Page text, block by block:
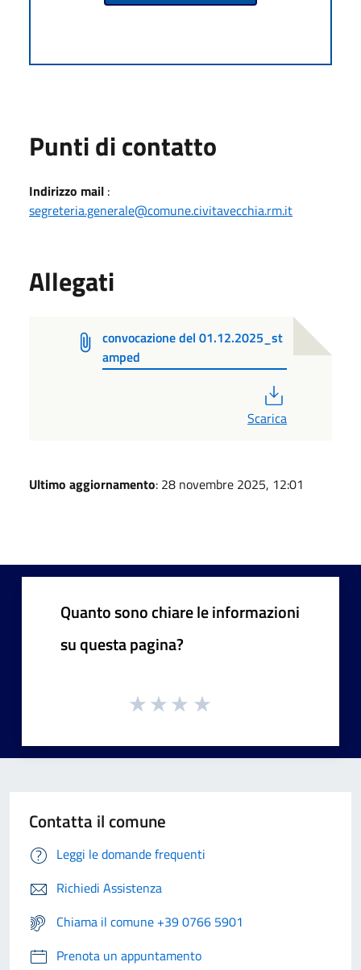
Punti di contatto
Indirizzo mail :
segreteria.generale@comune.civitavecchia.rm.it
Allegati
convocazione del 01.12.2025_st
amped
Scarica
Ultimo aggiornamento: 28 novembre 2025, 12:01
Quanto sono chiare le informazioni
su questa pagina?
Contatta il comune
Leggi le domande frequenti
Richiedi Assistenza
Chiama il comune +39 0766 5901
Prenota un appuntamento